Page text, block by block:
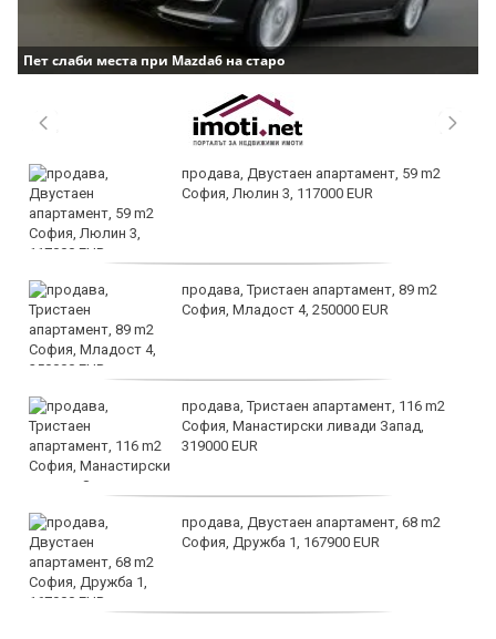
Пет слаби места при Mazda6 на старо
продава, Двустаен апартамент, 59 m2
София, Люлин 3, 117000 EUR
продава, Тристаен апартамент, 89 m2
София, Младост 4, 250000 EUR
продава, Тристаен апартамент, 116 m2
София, Манастирски ливади Запад,
319000 EUR
продава, Двустаен апартамент, 68 m2
София, Дружба 1, 167900 EUR